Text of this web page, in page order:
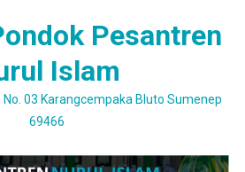
Pesantren
Islam
No. 03 Karangcempaka Bluto Sumenep
69466